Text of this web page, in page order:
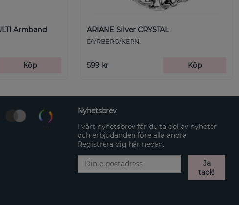
Armband
Köp
ARIANE Silver CRYSTAL
DYRBERG/KERN
599 kr Köp
Nyhetsbrev
I vårt nyhetsbrev får du ta del av nyheter
och erbjudanden före alla andra.
Registrera dig här nedan.
Ja
tack!